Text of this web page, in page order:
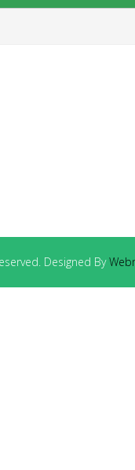
Designed By